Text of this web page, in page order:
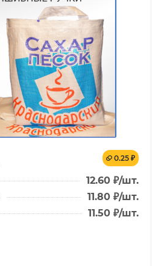
0.25 ₽
12.60 ₽/шт.
11.80 ₽/шт.
11.50 ₽/шт.